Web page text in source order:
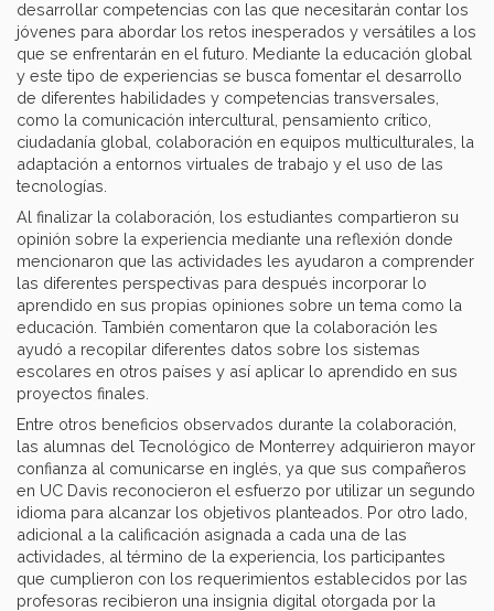
desarrollar competencias con las que necesitarán contar los
jóvenes para abordar los retos inesperados y versátiles a los
que se enfrentarán en el futuro. Mediante la educación global
y este tipo de experiencias se busca fomentar el desarrollo
de diferentes habilidades y competencias transversales,
como la comunicación intercultural, pensamiento crítico,
ciudadanía global, colaboración en equipos multiculturales, la
adaptación a entornos virtuales de trabajo y el uso de las
tecnologías.
Al finalizar la colaboración, los estudiantes compartieron su
opinión sobre la experiencia mediante una reflexión donde
mencionaron que las actividades les ayudaron a comprender
las diferentes perspectivas para después incorporar lo
aprendido en sus propias opiniones sobre un tema como la
educación. También comentaron que la colaboración les
ayudó a recopilar diferentes datos sobre los sistemas
escolares en otros países y así aplicar lo aprendido en sus
proyectos finales.
Entre otros beneficios observados durante la colaboración,
las alumnas del Tecnológico de Monterrey adquirieron mayor
confianza al comunicarse en inglés, ya que sus compañeros
en UC Davis reconocieron el esfuerzo por utilizar un segundo
idioma para alcanzar los objetivos planteados. Por otro lado,
adicional a la calificación asignada a cada una de las
actividades, al término de la experiencia, los participantes
que cumplieron con los requerimientos establecidos por las
profesoras recibieron una insignia digital otorgada por la